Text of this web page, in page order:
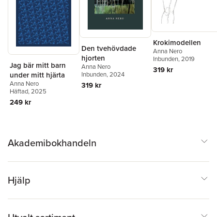
Jag bär mitt barn
under mitt hjärta
Anna Nero
Häftad, 2025
249 kr
Den tvehövdade
hjorten
Anna Nero
Inbunden, 2024
319 kr
Krokimodellen
Anna Nero
Inbunden, 2019
319 kr
Akademibokhandeln
Hjälp